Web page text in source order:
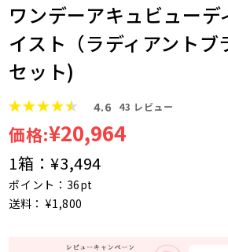
ワンデーアキュビューデ
イスト（ラディアント
セット)
4.6 43 レビュー
価格:¥20,964
1箱：¥3,494
ポイント：36pt
送料： ¥1,800